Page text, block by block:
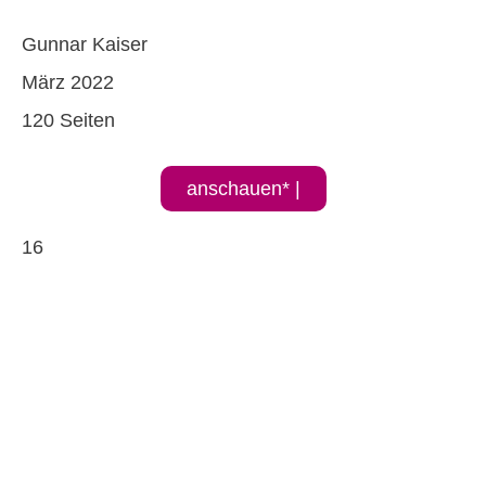
Gunnar Kaiser
März 2022
120 Seiten
anschauen* |
16